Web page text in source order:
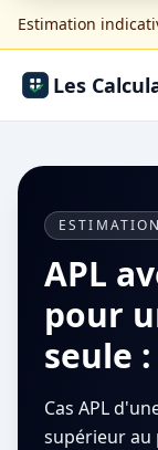
Estimation
Les
APL
pour
seule
Cas APL
supérieur au